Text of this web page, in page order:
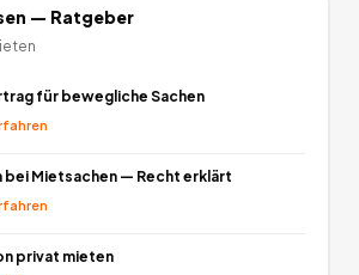
— Ratgeber
für bewegliche Sachen
bei Mietsachen — Recht erklärt
privat mieten